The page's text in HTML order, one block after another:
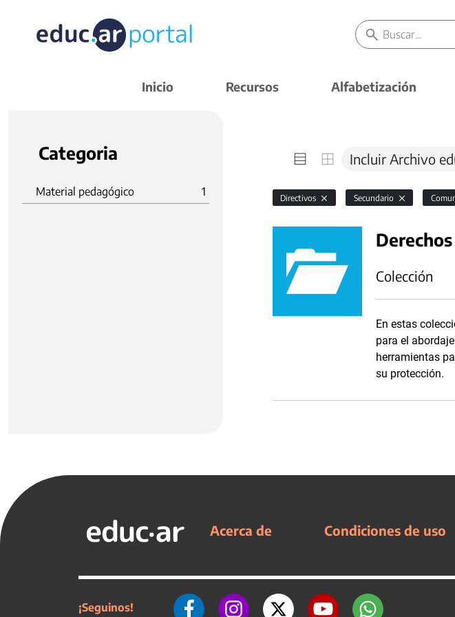
Inicio Recursos Alfabetización
Categoria
Material pedagógico 1
Incluir Archivo
Directivos Secundario
Colección
En estas
para el
herramientas
su protección.
Acerca de Condiciones de uso
¡Seguinos!